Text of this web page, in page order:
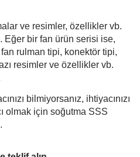
ve resimler, özellikler vb.
Eğer bir fan ürün serisi ise,
fan rulman tipi, konektör tipi,
resimler ve özellikler vb.
bilmiyorsanız, ihtiyacınızı
olmak için soğutma SSS